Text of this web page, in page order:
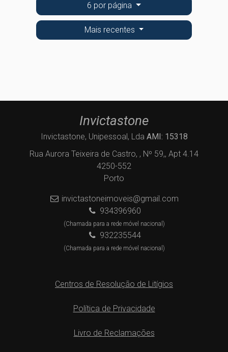
6 por página
Mais recentes
Invictastone
Invictastone, Unipessoal, Lda AMI: 15318
Rua Aurora Teixeira de Castro, , Nº 59,, Apt 4.14
4250-552
Porto
invictastoneimoveis@gmail.com
934396960
(Chamada para a rede móvel nacional)
932235544
(Chamada para a rede móvel nacional)
Centros de Resolução de Litígios
Política de Privacidade
Livro de Reclamações